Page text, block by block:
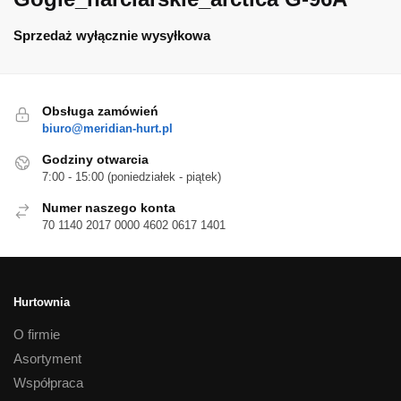
Sprzedaż wyłącznie wysyłkowa
Obsługa zamówień
biuro@meridian-hurt.pl
Godziny otwarcia
7:00 - 15:00 (poniedziałek - piątek)
Numer naszego konta
70 1140 2017 0000 4602 0617 1401
Hurtownia
O firmie
Asortyment
Współpraca